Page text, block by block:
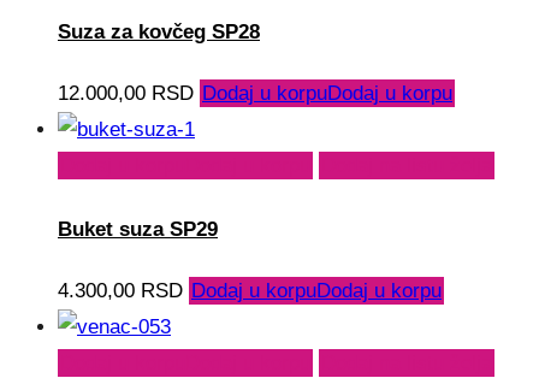
Suza za kovčeg SP28
12.000,00 RSD Dodaj u korpuDodaj u korpu
Buket suza SP29
4.300,00 RSD Dodaj u korpuDodaj u korpu